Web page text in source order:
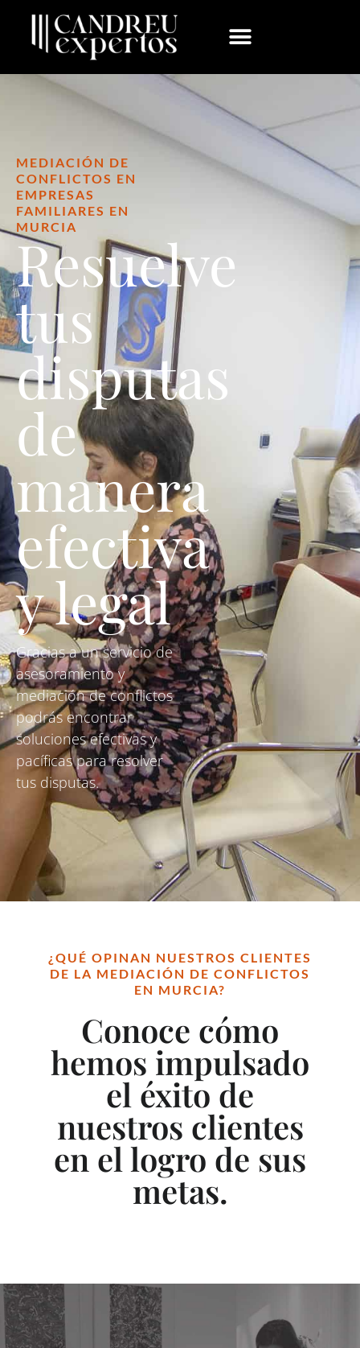
MEDIACIÓN DE
CONFLICTOS EN
EMPRESAS
FAMILIARES EN
MURCIA
Resuelve
tus
disputas
de
manera
efectiva
y legal
Gracias a un servicio de
asesoramiento y
mediación de conflictos
podrás encontrar
soluciones efectivas y
pacíficas para resolver
tus disputas.
¿QUÉ OPINAN NUESTROS CLIENTES
DE LA MEDIACIÓN DE CONFLICTOS
EN MURCIA?
Conoce cómo
hemos impulsado
el éxito de
nuestros clientes
en el logro de sus
metas.